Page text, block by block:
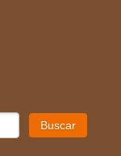
Buscar